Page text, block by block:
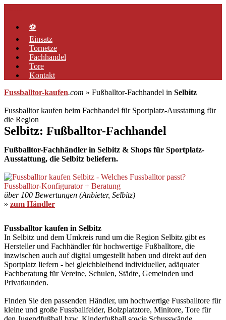
springen⚽
Einsatz
Tornetze
Fachhandel
Tore
Kontakt
Fussballtor-kaufen.com » Fußballtor-Fachhandel in Selbitz
Fussballtor kaufen beim Fachhandel für Sportplatz-Ausstattung für
die Region
Selbitz: Fußballtor-Fachhandel
Fußballtor-Fachhändler in Selbitz & Shops für Sportplatz-
Ausstattung, die Selbitz beliefern.
über 100 Bewertungen (Anbieter, Selbitz)
» zum Händler
Fussballtor kaufen in Selbitz
In Selbitz und dem Umkreis rund um die Region Selbitz gibt es
Hersteller und Fachhändler für hochwertige Fußballtore, die
inzwischen auch auf digital umgestellt haben und direkt auf den
Sportplatz liefern - bei gleichbleibend individueller, adäquater
Fachberatung für Vereine, Schulen, Städte, Gemeinden und
Privatkunden.
Finden Sie den passenden Händler, um hochwertige Fussballtore für
kleine und große Fussballfelder, Bolzplatztore, Minitore, Tore für